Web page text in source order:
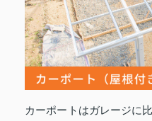
カーポートはガレージに